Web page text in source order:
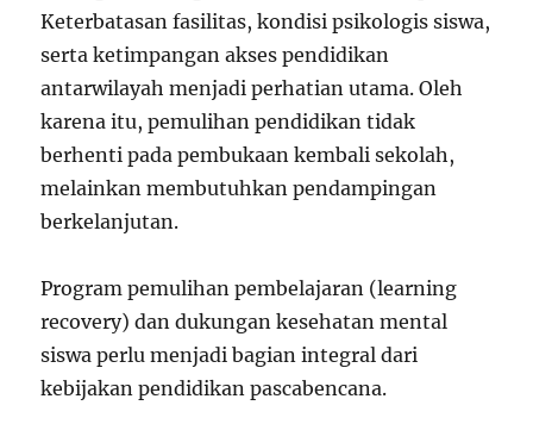
Keterbatasan fasilitas, kondisi psikologis siswa,
serta ketimpangan akses pendidikan
antarwilayah menjadi perhatian utama. Oleh
karena itu, pemulihan pendidikan tidak
berhenti pada pembukaan kembali sekolah,
melainkan membutuhkan pendampingan
berkelanjutan.
Program pemulihan pembelajaran (learning
recovery) dan dukungan kesehatan mental
siswa perlu menjadi bagian integral dari
kebijakan pendidikan pascabencana.